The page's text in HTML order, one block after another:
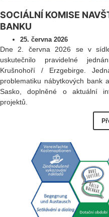
SOCIÁLNÍ KOMISE
BANKU
25. června 2026
Dne 2. června 2026 se v
uskutečnilo pravidelné
Krušnohoří / Erzgebirge.
problematiku nábytkových
Sasko, doplněné o aktuální
projektů.